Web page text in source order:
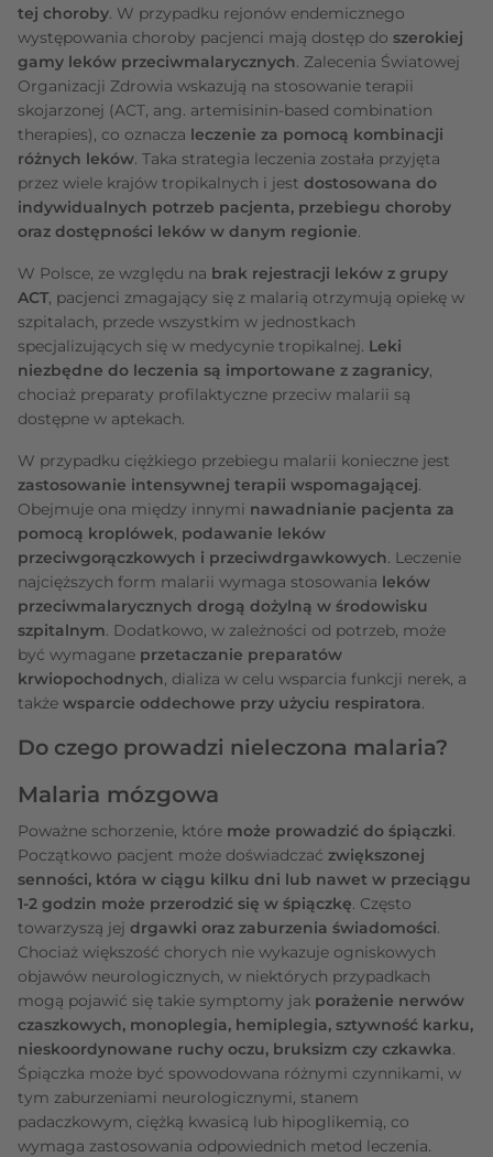
tej choroby. W przypadku rejonów endemicznego
występowania choroby pacjenci mają dostęp do szerokiej
gamy leków przeciwmalarycznych. Zalecenia Światowej
Organizacji Zdrowia wskazują na stosowanie terapii
skojarzonej (ACT, ang. artemisinin-based combination
therapies), co oznacza leczenie za pomocą kombinacji
różnych leków. Taka strategia leczenia została przyjęta
przez wiele krajów tropikalnych i jest dostosowana do
indywidualnych potrzeb pacjenta, przebiegu choroby
oraz dostępności leków w danym regionie.
W Polsce, ze względu na brak rejestracji leków z grupy
ACT, pacjenci zmagający się z malarią otrzymują opiekę w
szpitalach, przede wszystkim w jednostkach
specjalizujących się w medycynie tropikalnej. Leki
niezbędne do leczenia są importowane z zagranicy,
chociaż preparaty profilaktyczne przeciw malarii są
dostępne w aptekach.
W przypadku ciężkiego przebiegu malarii konieczne jest
zastosowanie intensywnej terapii wspomagającej.
Obejmuje ona między innymi nawadnianie pacjenta za
pomocą kroplówek, podawanie leków
przeciwgorączkowych i przeciwdrgawkowych. Leczenie
najcięższych form malarii wymaga stosowania leków
przeciwmalarycznych drogą dożylną w środowisku
szpitalnym. Dodatkowo, w zależności od potrzeb, może
być wymagane przetaczanie preparatów
krwiopochodnych, dializa w celu wsparcia funkcji nerek, a
także wsparcie oddechowe przy użyciu respiratora.
Do czego prowadzi nieleczona malaria?
Malaria mózgowa
Poważne schorzenie, które może prowadzić do śpiączki.
Początkowo pacjent może doświadczać zwiększonej
senności, która w ciągu kilku dni lub nawet w przeciągu
1-2 godzin może przerodzić się w śpiączkę. Często
towarzyszą jej drgawki oraz zaburzenia świadomości.
Chociaż większość chorych nie wykazuje ogniskowych
objawów neurologicznych, w niektórych przypadkach
mogą pojawić się takie symptomy jak porażenie nerwów
czaszkowych, monoplegia, hemiplegia, sztywność karku,
nieskoordynowane ruchy oczu, bruksizm czy czkawka.
Śpiączka może być spowodowana różnymi czynnikami, w
tym zaburzeniami neurologicznymi, stanem
padaczkowym, ciężką kwasicą lub hipoglikemią, co
wymaga zastosowania odpowiednich metod leczenia.